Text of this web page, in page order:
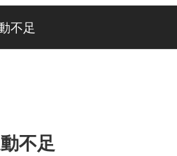
不足
不足